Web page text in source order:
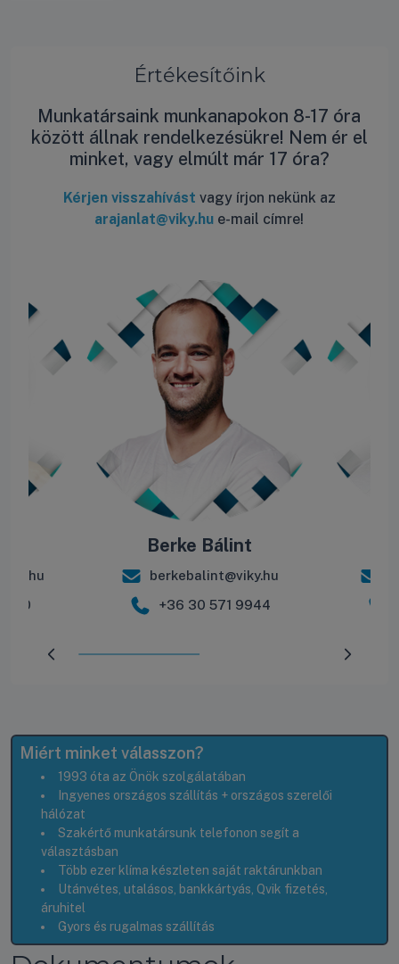
Értékesítőink
Munkatársaink munkanapokon 8-17 óra
között állnak rendelkezésükre! Nem ér el
minket, vagy elmúlt már 17 óra?
Kérjen visszahívást vagy írjon nekünk az
arajanlat@viky.hu e-mail címre!
Berke Bálint
berkebalint@viky.hu
+36 30 571 9944
Miért minket válasszon?
1993 óta az Önök szolgálatában
Ingyenes országos szállítás + országos szerelői
hálózat
Szakértő munkatársunk telefonon segít a
választásban
Több ezer klíma készleten saját raktárunkban
Utánvétes, utalásos, bankkártyás, Qvik fizetés,
áruhitel
Gyors és rugalmas szállítás